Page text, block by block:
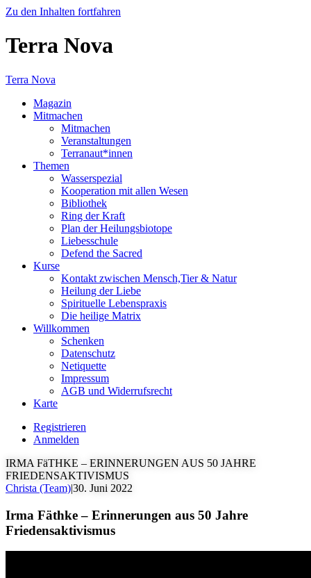
Zu den Inhalten fortfahren
Terra Nova
Terra Nova
Magazin
Mitmachen
Mitmachen
Veranstaltungen
Terranaut*innen
Themen
Wasserspezial
Kooperation mit allen Wesen
Bibliothek
Ring der Kraft
Plan der Heilungsbiotope
Liebesschule
Defend the Sacred
Kurse
Kontakt zwischen Mensch,Tier & Natur
Heilung der Liebe
Spirituelle Lebenspraxis
Die heilige Matrix
Willkommen
Schenken
Datenschutz
Netiquette
Impressum
AGB und Widerrufsrecht
Karte
Registrieren
Anmelden
IRMA FäTHKE – ERINNERUNGEN AUS 50 JAHRE
FRIEDENSAKTIVISMUS
Christa (Team)|30. Juni 2022
Irma Fäthke – Erinnerungen aus 50 Jahre
Friedensaktivismus